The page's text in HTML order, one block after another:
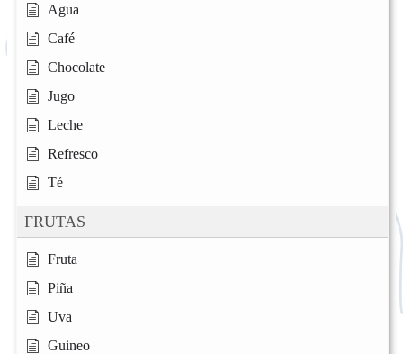
Agua
Café
Chocolate
Jugo
Leche
Refresco
Té
FRUTAS
Fruta
Piña
Uva
Guineo